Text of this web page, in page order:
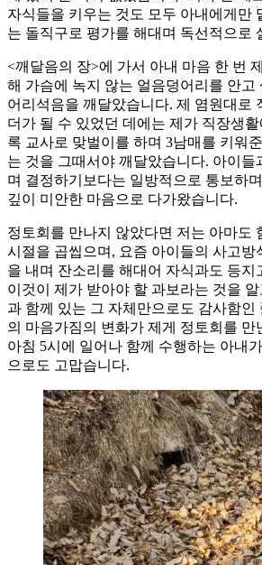
자식들을 키우는 것도 모두 아내에게만
는 돌직구로 평가를 해대며 독선적으로
<깨달음의 장>에 가서 아내 마음 한 번
해 가슴에 녹지 않는 얼음덩어리를 안고
어리석음을 깨달았습니다. 제 염원대로
더가 될 수 있었던 데에는 제가 직장생
록 교사로 맞벌이를 하며 3남매를 키워
는 것을 그때서야 깨달았습니다. 아이들
며 결정하기보다는 일방적으로 통보하
깊이 미안한 마음으로 다가왔습니다.
정토회를 만나지 않았다면 저는 아마도
시절을 곱씹으며, 요즘 아이들의 사고방
을 내며 잔소리를 해대어 자식과도 등지
이것이 제가 받아야 할 과보라는 것을
과 함께 있는 그 자체만으로도 감사함인
의 마음가짐의 변화가 제게 정토회를 만
아침 5시에 일어나 함께 수행하는 아내
으로도 고맙습니다.